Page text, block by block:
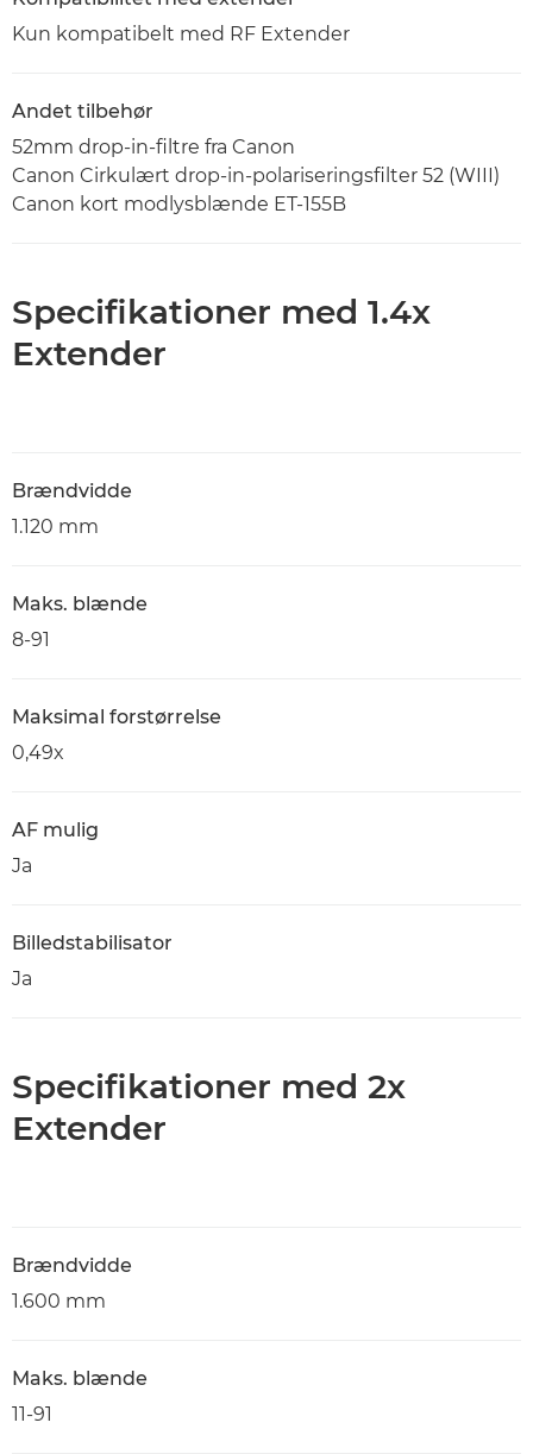
Kun kompatibelt med RF Extender
Andet tilbehør
52mm drop-in-filtre fra Canon
Canon Cirkulært drop-in-polariseringsfilter 52 (WIII)
Canon kort modlysblænde ET-155B
Specifikationer med 1.4x
Extender
Brændvidde
1.120 mm
Maks. blænde
8-91
Maksimal forstørrelse
0,49x
AF mulig
Ja
Billedstabilisator
Ja
Specifikationer med 2x
Extender
Brændvidde
1.600 mm
Maks. blænde
11-91